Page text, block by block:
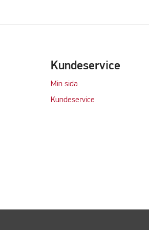
Kundeservice
Min sida
Kundeservice